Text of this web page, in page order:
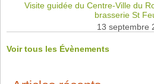
Visite guidée du Centre-Ville du
brasserie St
13 septembre
Voir tous les Évènements